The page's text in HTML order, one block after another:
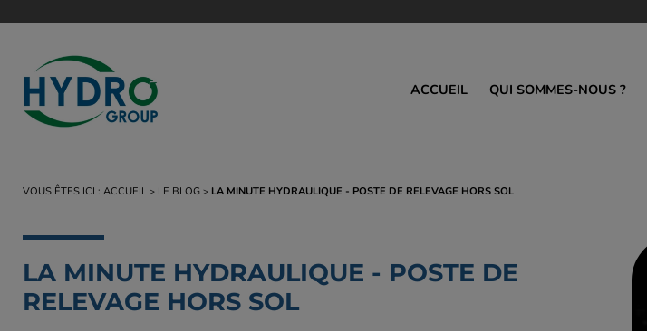
ACCUEIL QUI SOMMES-NOUS ?
POMPES AUTO-AMORÇANTES
Pompe Super T
Turbo
VOUS ÊTES ICI : ACCUEIL LE BLOG LA MINUTE HYDRAULIQUE - POSTE DE RELEVAGE HORS SOL
LA MINUTE HYDRAULIQUE - POSTE DE
RELEVAGE HORS SOL